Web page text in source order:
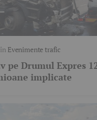
Evenimente trafic
pe Drumul Expres
implicate